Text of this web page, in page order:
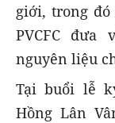
giới, trong đó
PVCFC
nguyên liệu
Tại buổi lễ
Hồng Lân